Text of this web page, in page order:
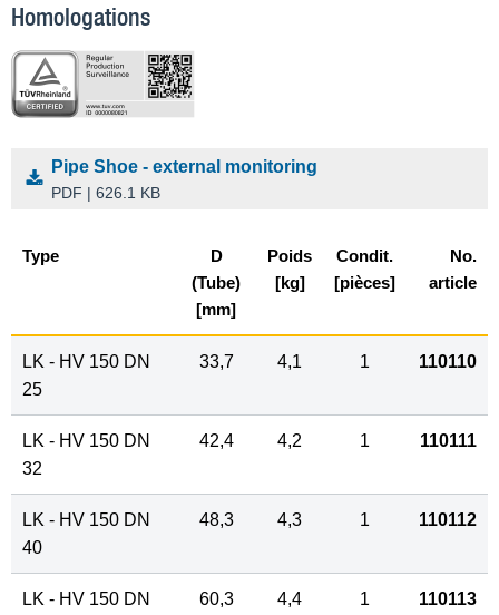
Homologations
Pipe Shoe - external monitoring
PDF | 626.1 KB
Type
D
(Tube)
[mm]
Poids
[kg]
Condit.
[pièces]
No.
article
LK - HV 150 DN
25
33,7 4,1 1 110110
LK - HV 150 DN
32
42,4 4,2 1 110111
LK - HV 150 DN
40
48,3 4,3 1 110112
LK - HV 150 DN
60,3 4,4 1 110113